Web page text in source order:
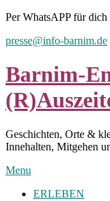
Skip
content
Per WhatsAPP für
presse@info-barnim.de
Barnim-
Geschichten, Orte &
Innehalten, Mitgehen
Menu
ERLEBEN